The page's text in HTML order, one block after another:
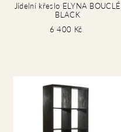
Jídelní křeslo ELYNA BOUCLÉ
BLACK
6 400 Kč